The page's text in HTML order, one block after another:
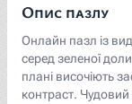
Опис пазлу
Онлайн пазл із
серед зеленої
плані височіють
контраст. Чудовий